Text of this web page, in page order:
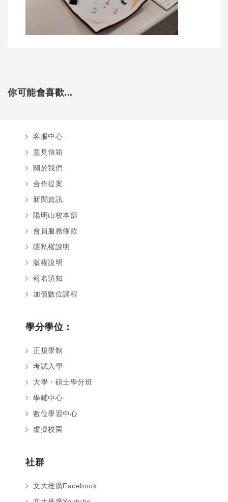
你可能會喜歡...
客服中心
意見信箱
關於我們
合作提案
新聞資訊
陽明山校本部
會員服務條款
隱私權說明
版權說明
報名須知
加值數位課程
學分學位：
正規學制
考試入學
大學・碩士學分班
學輔中心
數位學習中心
虛擬校園
社群
文大推廣Facebook